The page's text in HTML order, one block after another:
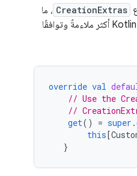
CreationExtras ، ما
يوفّر واجهة برمجة تطبيقات Kotlin أكثر ملاءمةً وتوافقًا
override val
// Use the
//
get() = super .
this[
}